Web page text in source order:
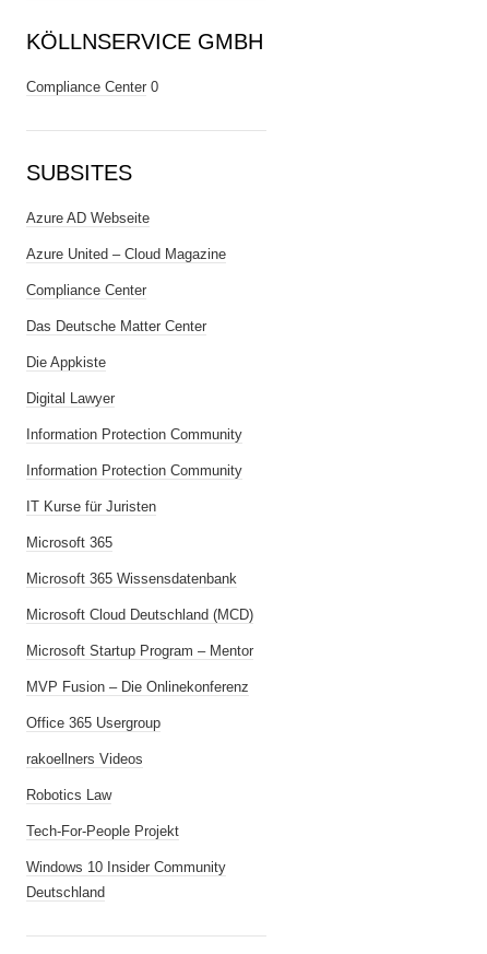
KÖLLNSERVICE GMBH
Compliance Center 0
SUBSITES
Azure AD Webseite
Azure United – Cloud Magazine
Compliance Center
Das Deutsche Matter Center
Die Appkiste
Digital Lawyer
Information Protection Community
Information Protection Community
IT Kurse für Juristen
Microsoft 365
Microsoft 365 Wissensdatenbank
Microsoft Cloud Deutschland (MCD)
Microsoft Startup Program – Mentor
MVP Fusion – Die Onlinekonferenz
Office 365 Usergroup
rakoellners Videos
Robotics Law
Tech-For-People Projekt
Windows 10 Insider Community
Deutschland